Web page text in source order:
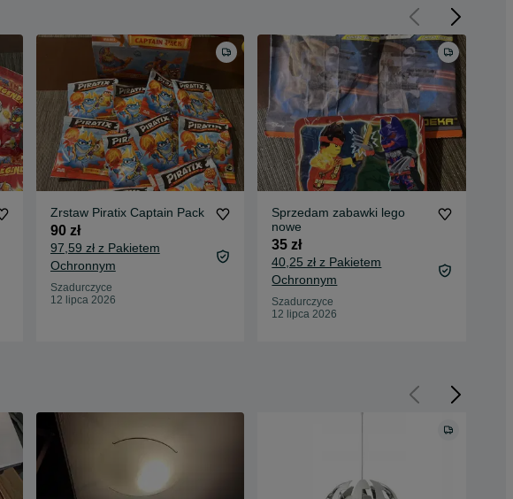
Zrstaw Piratix Captain Pack
90 zł
97,59 zł z Pakietem
Ochronnym
Szadurczyce
12 lipca 2026
Sprzedam zabawki lego
nowe
35 zł
40,25 zł z Pakietem
Ochronnym
Szadurczyce
12 lipca 2026